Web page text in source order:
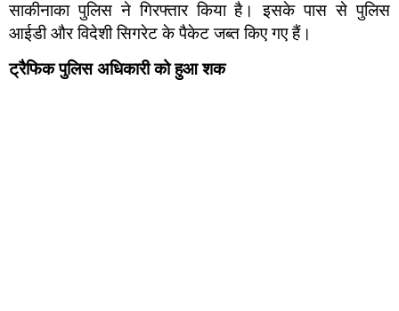
साकीनाका पुलिस ने गिरफ्तार किया है। इसके पास से पुलिस
आईडी और विदेशी सिगरेट के पैकेट जब्त किए गए हैं।
ट्रैफिक पुलिस अधिकारी को हुआ शक